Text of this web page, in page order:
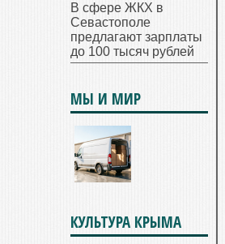
В сфере ЖКХ в
Севастополе
предлагают зарплаты
до 100 тысяч рублей
МЫ И МИР
КУЛЬТУРА КРЫМА